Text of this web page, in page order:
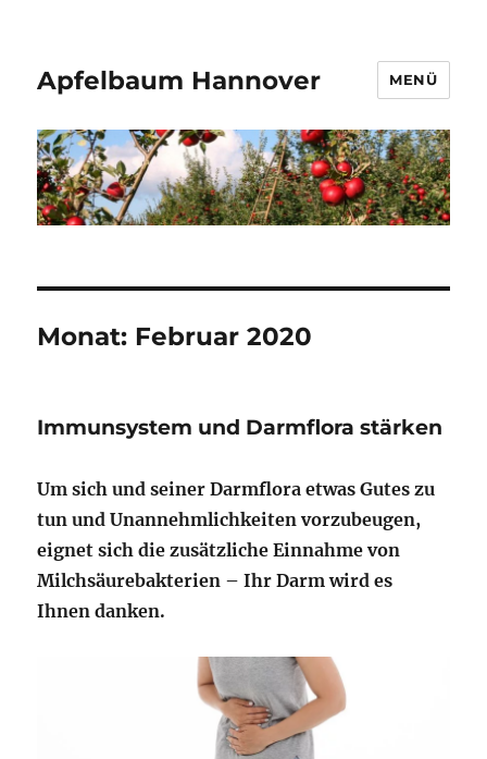
Apfelbaum Hannover MENÜ
Monat: Februar 2020
Immunsystem und Darmflora stärken
Um sich und seiner Darmflora etwas Gutes zu
tun und Unannehmlichkeiten vorzubeugen,
eignet sich die zusätzliche Einnahme von
Milchsäurebakterien – Ihr Darm wird es
Ihnen danken.